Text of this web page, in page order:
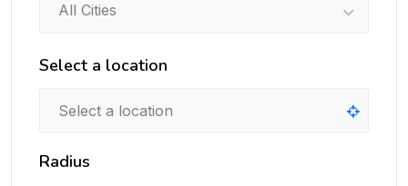
All Cities
Select a location
Radius